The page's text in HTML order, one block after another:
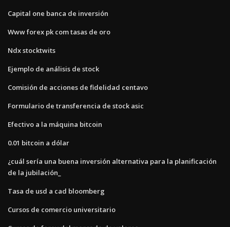
Capital one banca de inversión
Www forex pk com tasas de oro
Ndx stocktwits
Ejemplo de análisis de stock
Comisión de acciones de fidelidad centavo
Formulario de transferencia de stock asic
Efectivo a la máquina bitcoin
0.01 bitcoin a dólar
¿cuál sería una buena inversión alternativa para la planificación
de la jubilación_
Tasa de usd a cad bloomberg
Cursos de comercio universitario